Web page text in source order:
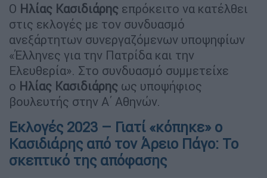
Ο Ηλίας Κασιδιάρης επρόκειτο να κατέλθει
στις εκλογές με τον συνδυασμό
ανεξάρτητων συνεργαζόμενων υποψηφίων
«Έλληνες για την Πατρίδα και την
Ελευθερία». Στο συνδυασμό συμμετείχε
ο Ηλίας Κασιδιάρης ως υποψήφιος
βουλευτής στην Α΄ Αθηνών.
Εκλογές 2023 – Γιατί «κόπηκε» ο
Κασιδιάρης από τον Άρειο Πάγο: Το
σκεπτικό της απόφασης